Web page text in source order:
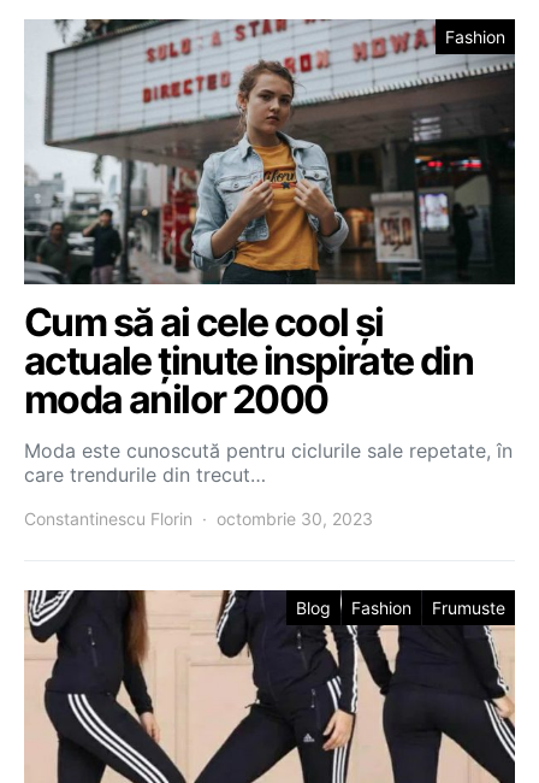
Fashion
Cum să ai cele cool și
actuale ținute inspirate din
moda anilor 2000
Moda este cunoscută pentru ciclurile sale repetate, în
care trendurile din trecut…
Constantinescu Florin octombrie 30, 2023
Blog Fashion Frumuste